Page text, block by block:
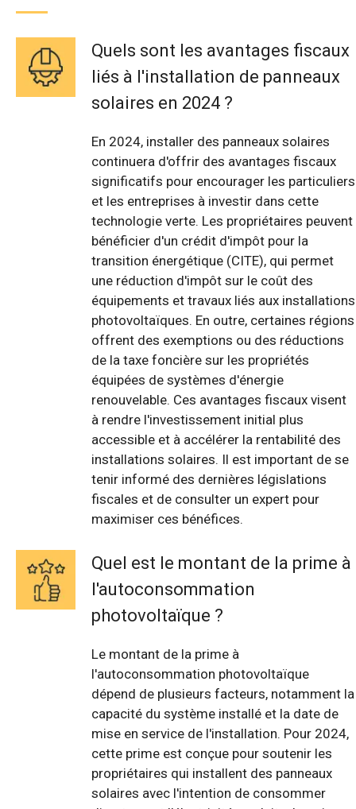
Quels sont les avantages fiscaux
liés à l'installation de panneaux
solaires en 2024 ?
En 2024, installer des panneaux solaires
continuera d'offrir des avantages fiscaux
significatifs pour encourager les particuliers
et les entreprises à investir dans cette
technologie verte. Les propriétaires peuvent
bénéficier d'un crédit d'impôt pour la
transition énergétique (CITE), qui permet
une réduction d'impôt sur le coût des
équipements et travaux liés aux installations
photovoltaïques. En outre, certaines régions
offrent des exemptions ou des réductions
de la taxe foncière sur les propriétés
équipées de systèmes d'énergie
renouvelable. Ces avantages fiscaux visent
à rendre l'investissement initial plus
accessible et à accélérer la rentabilité des
installations solaires. Il est important de se
tenir informé des dernières législations
fiscales et de consulter un expert pour
maximiser ces bénéfices.
Quel est le montant de la prime à
l'autoconsommation
photovoltaïque ?
Le montant de la prime à
l'autoconsommation photovoltaïque
dépend de plusieurs facteurs, notamment la
capacité du système installé et la date de
mise en service de l'installation. Pour 2024,
cette prime est conçue pour soutenir les
propriétaires qui installent des panneaux
solaires avec l'intention de consommer